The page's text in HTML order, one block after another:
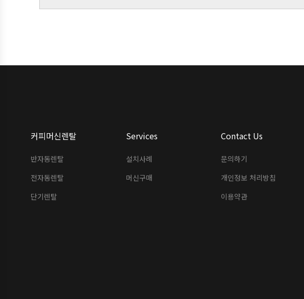
커피머신렌탈
반자동렌탈
전자동렌탈
단기렌탈
Services
설치사례
머신구매
Contact Us
문의하기
개인정보 처리방침
이용약관